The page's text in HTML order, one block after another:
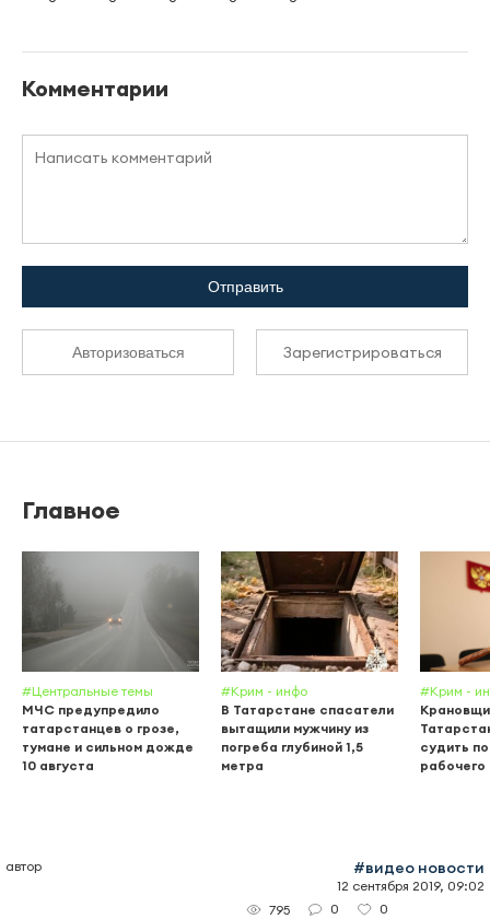
Комментарии
Отправить
Авторизоваться Зарегистрироваться
Главное
#Центральные темы
МЧС предупредило
татарстанцев о грозе,
тумане и сильном дожде
10 августа
#Крим - инфо
В Татарстане спасатели
вытащили мужчину из
погреба глубиной 1,5
метра
#Крим -
судить
автор #видео новости
12 сентября 2019, 09:02
795
0 0